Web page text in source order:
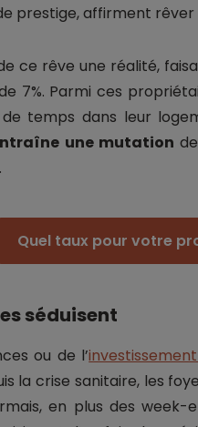
prestige, affirment rêver
ce rêve une réalité,
7%. Parmi ces
temps dans leur
une mutation
Quel taux pour votre
séduisent
ou de l’
la crise sanitaire, les
en plus des